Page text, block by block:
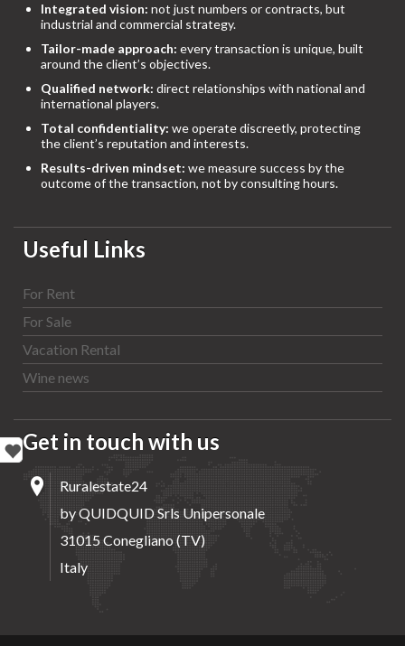
Integrated vision: not just numbers or contracts, but
industrial and commercial strategy.
Tailor-made approach: every transaction is unique, built
around the client’s objectives.
Qualified network: direct relationships with national and
international players.
Total confidentiality: we operate discreetly, protecting
the client’s reputation and interests.
Results-driven mindset: we measure success by the
outcome of the transaction, not by consulting hours.
Useful Links
For Rent
For Sale
Vacation Rental
Wine news
Get in touch with us
Ruralestate24
by QUIDQUID Srls Unipersonale
31015 Conegliano (TV)
Italy